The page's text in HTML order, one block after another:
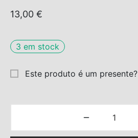
13,00 €
3 em stock
Este produto é um presente?
Rebuliços